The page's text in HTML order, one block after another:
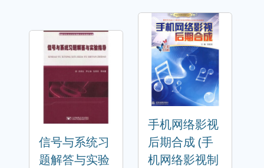
信号与系统习
题解答与实验
手机网络影视
后期合成 (手
机网络影视制